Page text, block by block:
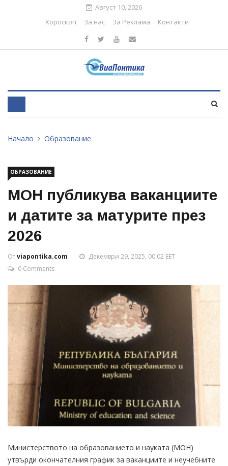
Август 10, 2026
Хороскоп
За нас За Реклама Контакти
Начало Образование
ОБРАЗОВАНИЕ
МОН публикува ваканциите
и датите за матурите през
2026
Отviapontika.com
Декември 29, 2025, 00:02 EET
0 Comments
Министерството на образованието и науката (МОН)
утвърди окончателния график за ваканциите и неучебните